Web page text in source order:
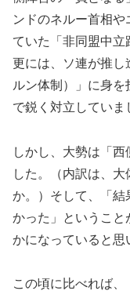
ンドのネルー首相
ていた「非同盟中立
更には、ソ連が推し
ルン体制）」に身
で鋭く対立していま
しかし、大勢は「
した。（内訳は、
か。）そして、「結
かった」ということ
かになっていると思
この頃に比べれば